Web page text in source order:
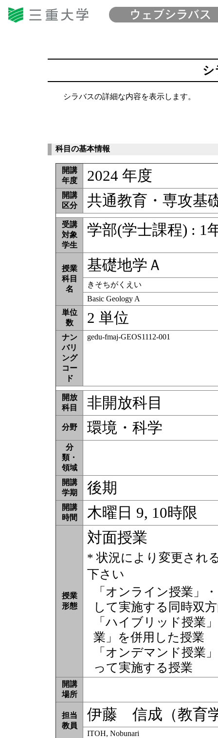
シ
シラバスの詳細な内容を表示します。
科目の基本情報
開講
年度
2024 年度
開講
区分
共通教育・専攻基
受講
対象
学生
学部(学士課程) : 1
授業
科目
名
基礎地学Ａ
きそちがくえい
Basic Geology A
単位
数
2 単位
ナン
バリ
ング
コー
ド
gedu-fmaj-GEOS1112-001
開放
科目
非開放科目
分野 環境・科学
分
類・
領域
開講
学期
後期
開講
時間
木曜日 9, 10時限
授業
形態
対面授業
* 状況により変更され
下さい
「オンライン授業」
して実施する同時双
「ハイブリッド授業
業」を併用した授業
「オンデマンド授業
って実施する授業
開講
場所
担当
教員
伊藤 信成（教育
ITOH, Nobunari